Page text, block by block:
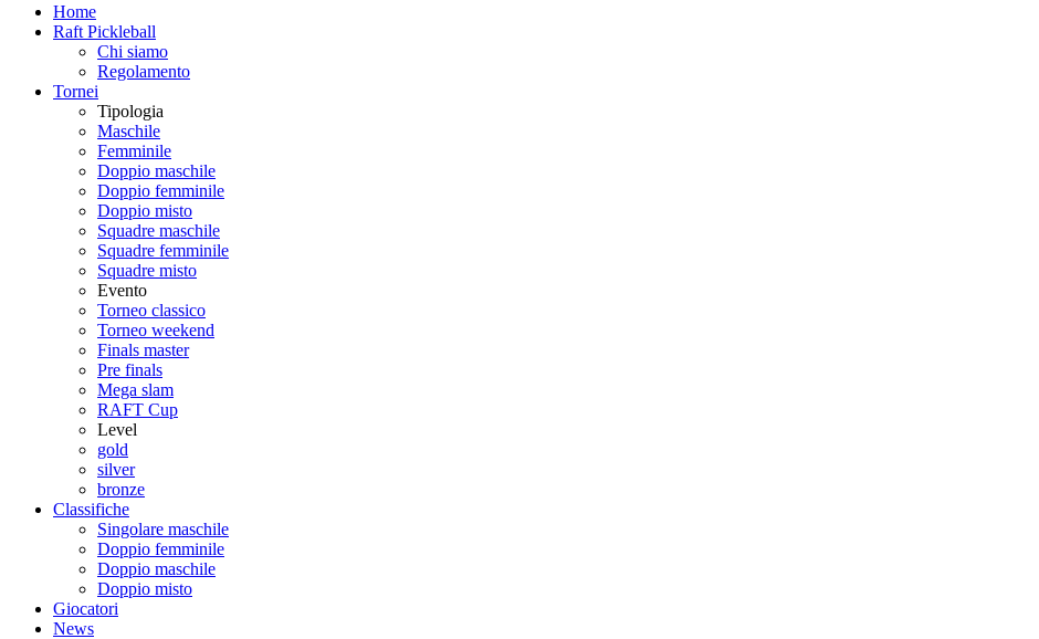
Home
Raft Pickleball
Chi siamo
Regolamento
Tornei
Tipologia
Maschile
Femminile
Doppio maschile
Doppio femminile
Doppio misto
Squadre maschile
Squadre femminile
Squadre misto
Evento
Torneo classico
Torneo weekend
Finals master
Pre finals
Mega slam
RAFT Cup
Level
gold
silver
bronze
Classifiche
Singolare maschile
Doppio femminile
Doppio maschile
Doppio misto
Giocatori
News